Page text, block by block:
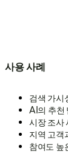
사용 사례
검색 가시
AI의 추천
시장 조사
지역 고객
참여도 높